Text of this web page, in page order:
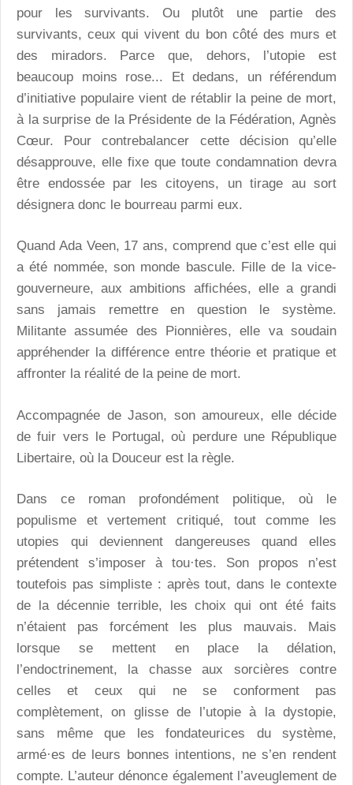
pour les survivants. Ou plutôt une partie des
survivants, ceux qui vivent du bon côté des murs et
des miradors. Parce que, dehors, l’utopie est
beaucoup moins rose... Et dedans, un référendum
d’initiative populaire vient de rétablir la peine de mort,
à la surprise de la Présidente de la Fédération, Agnès
Cœur. Pour contrebalancer cette décision qu’elle
désapprouve, elle fixe que toute condamnation devra
être endossée par les citoyens, un tirage au sort
désignera donc le bourreau parmi eux.
Quand Ada Veen, 17 ans, comprend que c’est elle qui
a été nommée, son monde bascule. Fille de la vice-
gouverneure, aux ambitions affichées, elle a grandi
sans jamais remettre en question le système.
Militante assumée des Pionnières, elle va soudain
appréhender la différence entre théorie et pratique et
affronter la réalité de la peine de mort.
Accompagnée de Jason, son amoureux, elle décide
de fuir vers le Portugal, où perdure une République
Libertaire, où la Douceur est la règle.
Dans ce roman profondément politique, où le
populisme et vertement critiqué, tout comme les
utopies qui deviennent dangereuses quand elles
prétendent s’imposer à tou·tes. Son propos n’est
toutefois pas simpliste : après tout, dans le contexte
de la décennie terrible, les choix qui ont été faits
n’étaient pas forcément les plus mauvais. Mais
lorsque se mettent en place la délation,
l’endoctrinement, la chasse aux sorcières contre
celles et ceux qui ne se conforment pas
complètement, on glisse de l’utopie à la dystopie,
sans même que les fondateurices du système,
armé·es de leurs bonnes intentions, ne s’en rendent
compte. L’auteur dénonce également l’aveuglement de